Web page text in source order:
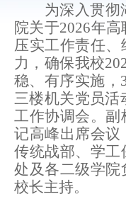
为深入贯彻
院关于2026年高
压实工作责任
力，确保我校
稳、有序实施，
三楼机关党员活
工作协调会。 副
记高峰出席会议
传统战部、学工
处及各二级学院
校长主持。